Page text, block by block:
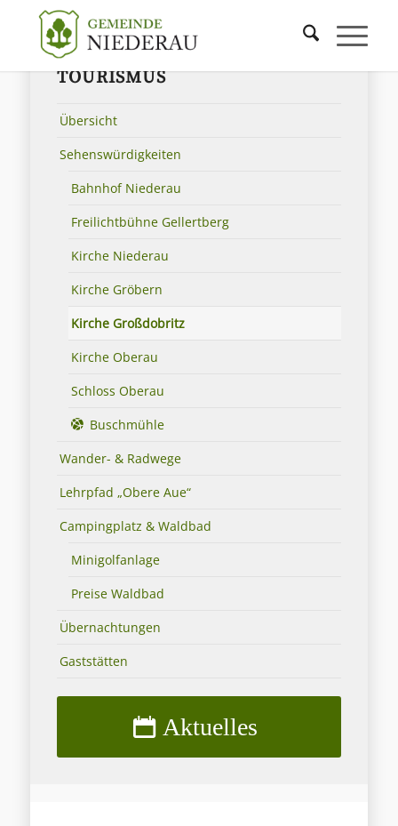
TOURISMUS
Übersicht
Sehenswürdigkeiten
Bahnhof Niederau
Freilichtbühne Gellertberg
Kirche Niederau
Kirche Gröbern
Kirche Großdobritz
Kirche Oberau
Schloss Oberau
Buschmühle
Wander- & Radwege
Lehrpfad „Obere Aue“
Campingplatz & Waldbad
Minigolfanlage
Preise Waldbad
Übernachtungen
Gaststätten
Aktuelles